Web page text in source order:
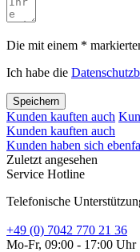
Die mit einem *
Ich habe die
Speichern
Kunden kauften auch
Kunden kauften auch
Kunden haben sich
Zuletzt angesehen
Service Hotline
Telefonische
+49 (0) 7042 770 21 36
Mo-Fr, 09:00 - 17:00 Uhr